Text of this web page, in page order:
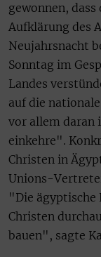
gewonnen,
Aufklärung des
Neujahrsnacht
Sonntag im
Landes
auf die
vor allem daran
einkehre".
Christen in
Unions-
"Die ägyptische
Christen
bauen", sagte